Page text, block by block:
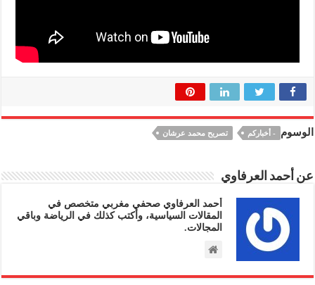
الوسوم - أخباركم تصريح محمد عرشان
عن أحمد العرفاوي
أحمد العرفاوي صحفي مغربي متخصص في
المقالات السياسية، وأكتب كذلك في الرياضة وباقي
المجالات.